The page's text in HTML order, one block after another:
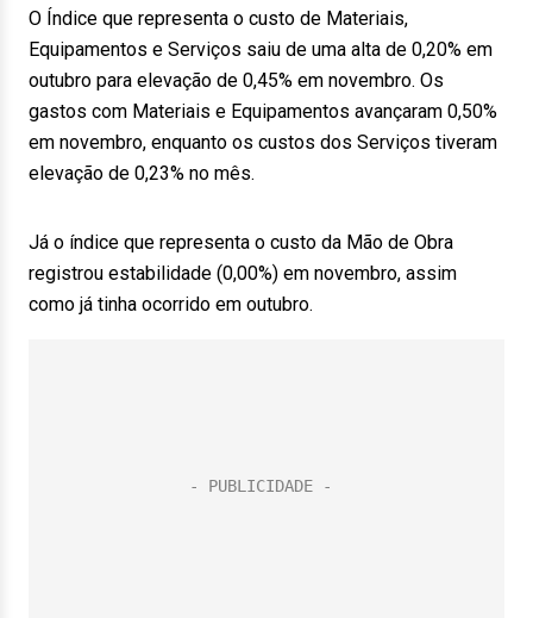
O Índice que representa o custo de Materiais,
Equipamentos e Serviços saiu de uma alta de 0,20% em
outubro para elevação de 0,45% em novembro. Os
gastos com Materiais e Equipamentos avançaram 0,50%
em novembro, enquanto os custos dos Serviços tiveram
elevação de 0,23% no mês.
Já o índice que representa o custo da Mão de Obra
registrou estabilidade (0,00%) em novembro, assim
como já tinha ocorrido em outubro.